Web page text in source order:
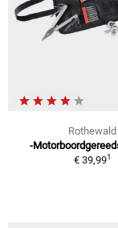
Rothewald
-
€ 39,991